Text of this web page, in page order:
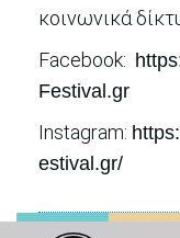
κοινωνικά
Facebook:
Festival.gr
Instagram:
estival.gr/